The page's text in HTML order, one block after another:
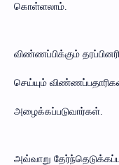
கொள்ளலாம்.
விண்ணப்பிக்கும்
செய்யும்
அழைக்கப்படுவார்கள்.
அவ்வாறு